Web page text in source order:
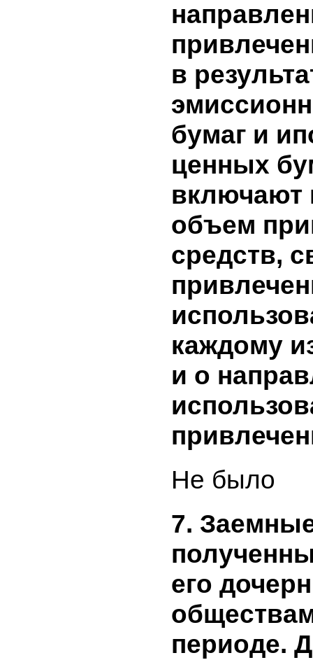
060
Дивиденды
070 Эмиссия акций
080
распределению
090
Изменение
6.
в
бумаг и
ценных
объем
средств,
каждому
и о